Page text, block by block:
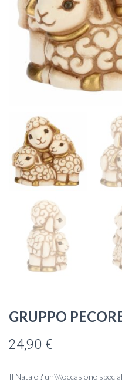
GRUPPO
24,90 €
Il Natale ? un\\\’occasione